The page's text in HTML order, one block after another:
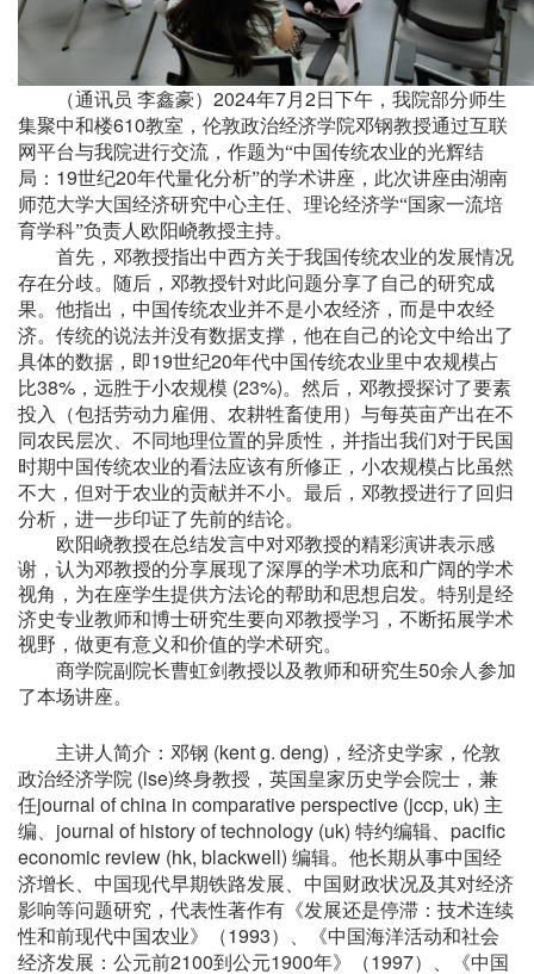
（通讯员 李鑫豪） 2024年7月 2日下午，我院部分师生
集聚中和楼610教室，伦敦政治经济学院邓钢教授通过互联
网平台与我院进行交流，作题为“中国传统农业的光辉结
局： 19世纪20年代量化分析”的学术讲座，此次讲座由湖南
师范大学大国经济研究中心主任、理论经济学“国家一流培
育学科”负责人欧阳峣教授主持。
首先，邓教授指出中西方关于我国传统农业的发展情况
存在分歧。随后，邓教授针对此问题分享了自己的研究成
果。他指出，中国传统农业并不是小农经济，而是中农经
济。传统的说法并没有数据支撑，他在自己的论文中给出了
具体的数据，即19世纪20年代中国传统农业里中农规模占
比38% ，远胜于小农规模 (23%)。然后，邓教授探讨了要素
投入（包括劳动力雇佣、农耕牲畜使用）与每英亩产出在不
同农民层次、不同地理位置的异质性，并指出我们对于民国
时期中国传统农业的看法应该有所修正，小农规模占比虽然
不大，但对于农业的贡献并不小。最后，邓教授进行了回归
分析，进一步印证了先前的结论。
欧阳峣教授在总结发言中对邓教授的精彩演讲表示感
谢，认为邓教授的分享展现了深厚的学术功底和广阔的学术
视角，为在座学生提供方法论的帮助和思想启发。特别是经
济史专业教师和博士研究生要向邓教授学习，不断拓展学术
视野，做更有意义和价值的学术研究。
商学院副院长曹虹剑教授以及教师和研究生50余人参加
了本场讲座。
主讲人简介：邓钢 (kent g. deng) ，经济史学家，伦敦
政治经济学院 (lse)终身教授，英国皇家历史学会院士，兼
任journal of china in comparative perspective (jccp, uk) 主
编、 journal of history of technology (uk) 特约编辑、 pacific
economic review (hk, blackwell) 编辑。他长期从事中国经
济增长、中国现代早期铁路发展、中国财政状况及其对经济
影响等问题研究，代表性著作有《发展还是停滞：技术连续
性和前现代中国农业》（1993）、《中国海洋活动和社会
经济发展：公元前2100到公元1900年》（1997）、《中国